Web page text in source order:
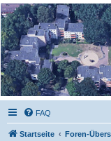
APF-Forum.de
WEG: An der Alten Post 40-46,
FAQ
Startseite Foren-